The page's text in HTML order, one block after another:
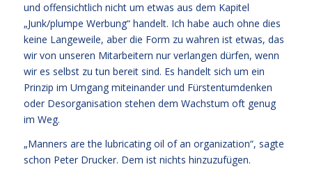
und offensichtlich nicht um etwas aus dem Kapitel
„Junk/plumpe Werbung“ handelt. Ich habe auch ohne dies
keine Langeweile, aber die Form zu wahren ist etwas, das
wir von unseren Mitarbeitern nur verlangen dürfen, wenn
wir es selbst zu tun bereit sind. Es handelt sich um ein
Prinzip im Umgang miteinander und Fürstentumdenken
oder Desorganisation stehen dem Wachstum oft genug
im Weg.
„Manners are the lubricating oil of an organization“, sagte
schon Peter Drucker. Dem ist nichts hinzuzufügen.